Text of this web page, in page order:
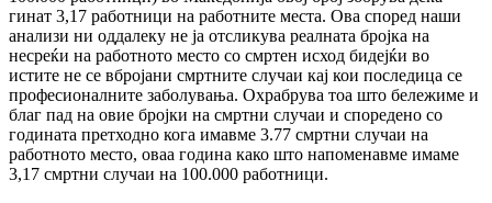
гинат 3,17 работници на работните места. Ова според наши
анализи ни оддалеку не ја отсликува реалната бројка на
несреќи на работното место со смртен исход бидејќи во
истите не се вбројани смртните случаи кај кои последица се
професионалните заболувања. Охрабрува тоа што бележиме и
благ пад на овие бројки на смртни случаи и споредено со
годината претходно кога имавме 3.77 смртни случаи на
работното место, оваа година како што напомeнавме имаме
3,17 смртни случаи на 100.000 работници.